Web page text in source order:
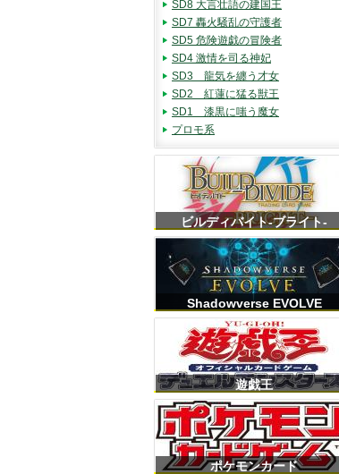
SD8 大言壮語の建国王
SD7 轟火騒乱の守護者
SD5 危険遊戯の冒険者
SD4 激情を司る神妃
SD3 龍気を纏う才女
SD2 紅蓮に猛る獣王
SD1 漆黒に嗤う魔女
プロモ系
ビルディバイト-ブライト-
Shadowverse EVOLVE
遊戯王
ポケモンカード